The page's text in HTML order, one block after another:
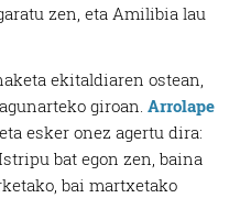
zen, eta Amilibia lau
ekitaldiaren ostean,
giroan.Arrolape
esker onez agertu dira:
bat egon zen, baina
bai martxetako